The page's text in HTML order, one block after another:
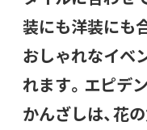
装にも洋装にも
おしゃれなイベ
れます。エピデ
かんざしは、花